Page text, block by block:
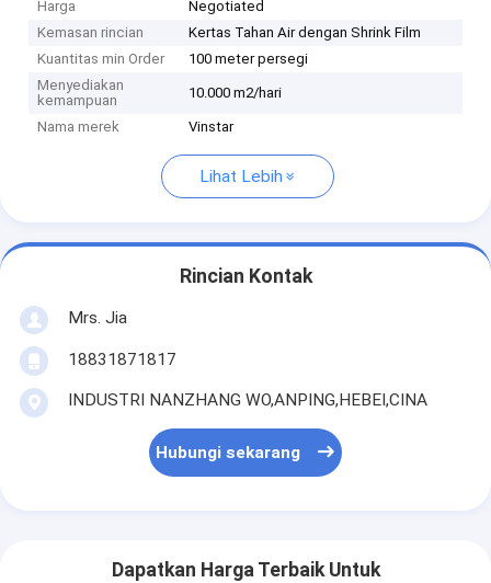
Harga
Negotiated
Kemasan rincian
Kertas Tahan Air dengan Shrink Film
Kuantitas min Order
100 meter persegi
Menyediakan
kemampuan
10.000 m2/hari
Nama merek Vinstar
Lihat Lebih
Rincian Kontak
Mrs. Jia
18831871817
INDUSTRI NANZHANG WO,ANPING,HEBEI,CINA
Hubungi sekarang
Dapatkan Harga Terbaik Untuk